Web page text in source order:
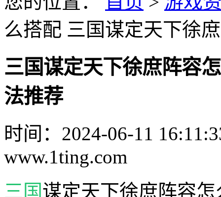
么搭配 三国谋定天下徐
三国谋定天下徐庶阵容
法推荐
时间：2024-06-11
www.1ting.com
三国谋定天下徐庶阵容